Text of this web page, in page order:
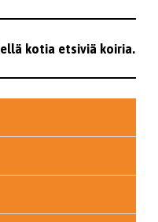
kotia etsiviä koiria.